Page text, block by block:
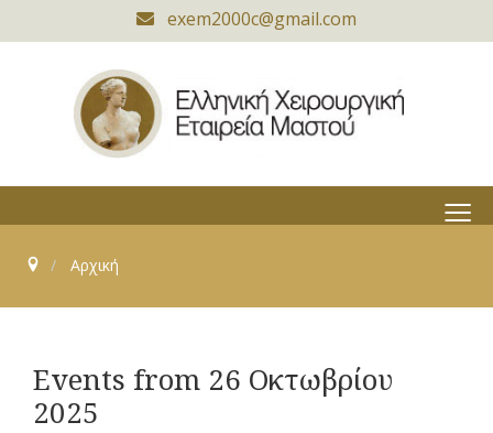
exem2000c@gmail.com
≡
Αρχική
Events from 26 Οκτωβρίου
2025